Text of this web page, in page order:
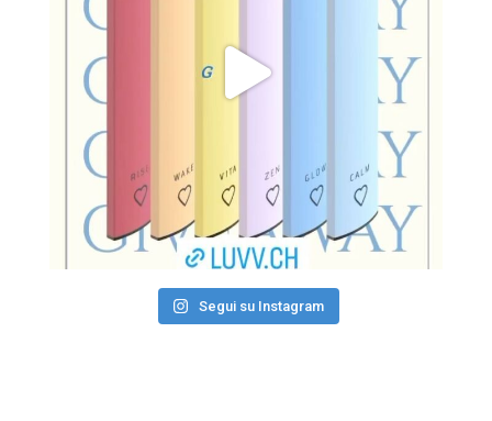
Segui su Instagram